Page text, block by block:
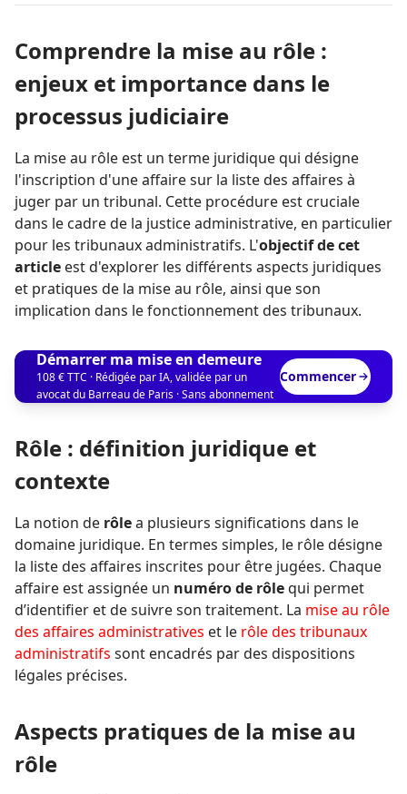
Comprendre la mise au rôle :
enjeux et importance dans le
processus judiciaire
La mise au rôle est un terme juridique qui désigne
l'inscription d'une affaire sur la liste des affaires à
juger par un tribunal. Cette procédure est cruciale
dans le cadre de la justice administrative, en particulier
pour les tribunaux administratifs. L'objectif de cet
article est d'explorer les différents aspects juridiques
et pratiques de la mise au rôle, ainsi que son
implication dans le fonctionnement des tribunaux.
Démarrer ma mise en demeure
108 € TTC · Rédigée par IA, validée par un
avocat du Barreau de Paris · Sans abonnement
Commencer
Rôle : définition juridique et
contexte
La notion de rôlea plusieurs significations dans le
domaine juridique. En termes simples, le rôle désigne
la liste des affaires inscrites pour être jugées. Chaque
affaire est assignée un numéro de rôlequi permet
d’identifier et de suivre son traitement. La mise au rôle
des affaires administratives et le rôle des tribunaux
administratifs sont encadrés par des dispositions
légales précises.
Aspects pratiques de la mise au
rôle